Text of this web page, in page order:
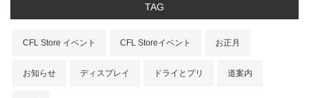
TAG
CFL Store イベント CFL Storeイベント お正月
お知らせ ディスプレイ ドライとプリ 道案内